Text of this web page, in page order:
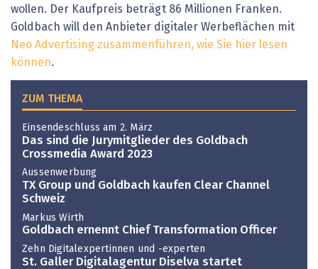
wollen. Der Kaufpreis beträgt 86 Millionen Franken.
Goldbach will den Anbieter digitaler Werbeflächen mit
Neo Advertising zusammenführen, wie Sie hier lesen
können.
ZUM THEMA
Einsendeschluss am 2. März
Das sind die Jurymitglieder des Goldbach
Crossmedia Award 2023
Aussenwerbung
TX Group und Goldbach kaufen Clear Channel
Schweiz
Markus Wirth
Goldbach ernennt Chief Transformation Officer
Zehn Digitalexpertinnen und -experten
St. Galler Digitalagentur Diselva startet